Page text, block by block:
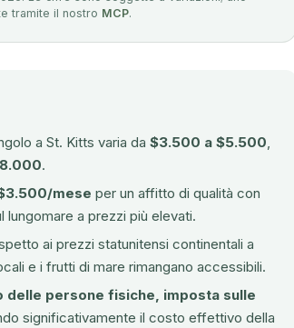
tramite il nostro MCP.
a St. Kitts varia da $3.500 a $5.500,
.
mese per un affitto di qualità con
a prezzi più elevati.
ai prezzi statunitensi continentali a
e i frutti di mare rimangano accessibili.
delle persone fisiche, imposta sulle
significativamente il costo effettivo della